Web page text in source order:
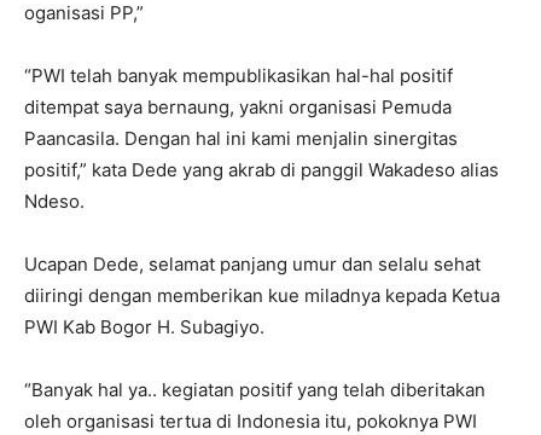
oganisasi PP,”
“PWI telah banyak mempublikasikan hal-hal positif
ditempat saya bernaung, yakni organisasi Pemuda
Paancasila. Dengan hal ini kami menjalin sinergitas
positif,” kata Dede yang akrab di panggil Wakadeso alias
Ndeso.
Ucapan Dede, selamat panjang umur dan selalu sehat
diiringi dengan memberikan kue miladnya kepada Ketua
PWI Kab Bogor H. Subagiyo.
“Banyak hal ya.. kegiatan positif yang telah diberitakan
oleh organisasi tertua di Indonesia itu, pokoknya PWI